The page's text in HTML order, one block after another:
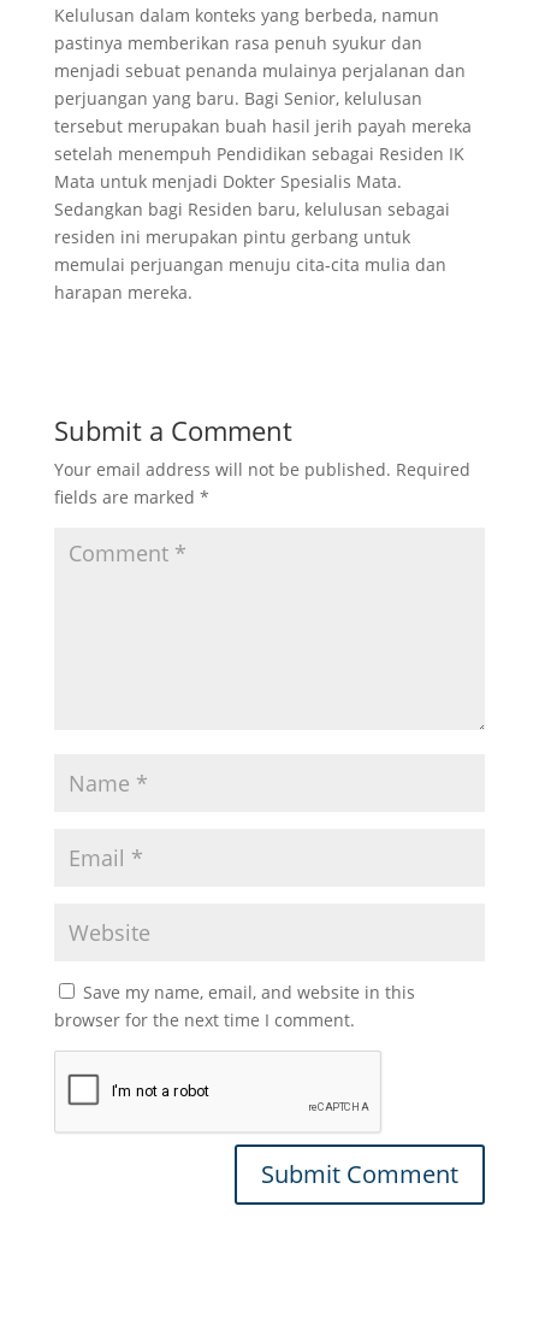
Kelulusan dalam konteks yang berbeda, namun
pastinya memberikan rasa penuh syukur dan
menjadi sebuat penanda mulainya perjalanan dan
perjuangan yang baru. Bagi Senior, kelulusan
tersebut merupakan buah hasil jerih payah mereka
setelah menempuh Pendidikan sebagai Residen IK
Mata untuk menjadi Dokter Spesialis Mata.
Sedangkan bagi Residen baru, kelulusan sebagai
residen ini merupakan pintu gerbang untuk
memulai perjuangan menuju cita-cita mulia dan
harapan mereka.
Submit a Comment
Your email address will not be published. Required
fields are marked *
Save my name, email, and website in this
browser for the next time I comment.